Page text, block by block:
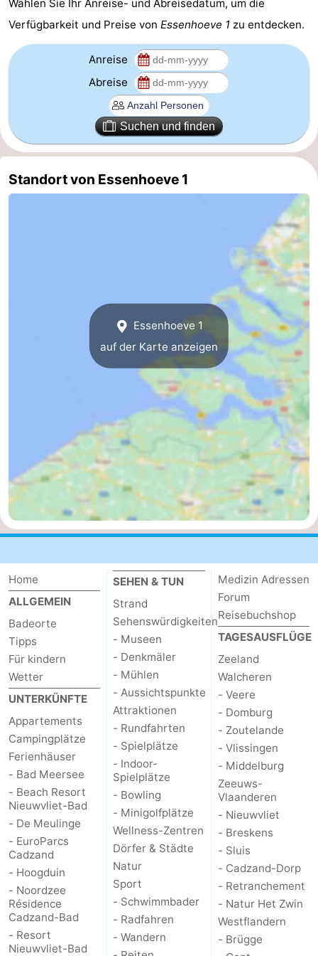
Forum
Route
Medizin
Adressen
Region
Middelburg
Vlaanderen
Nieuwvliet
-
Breskens
-
Sluis
-
Cadzand-
Dorp
-
Retranchement
-
Natur
Het
Zwin
Westflandern
-
Brügge
-
Gent
Die
Küste
-
Knokke-
Heist
-
Zeebrugge
-
Blankenberge
-
Wenduine
Wetter
Kontakt
Wählen Sie Ihr Anreise- und Abreisedatum, um die
Verfügbarkeit und Preise von Essenhoeve 1 zu entdecken.
Anreise
Abreise
Suchen und finden
Standort von Essenhoeve 1
Essenhoeve 1
auf der Karte anzeigen
Home
ALLGEMEIN
Badeorte
Tipps
Für kindern
Wetter
UNTERKÜNFTE
Appartements
Campingplätze
Ferienhäuser
- Bad Meersee
- Beach Resort
Nieuwvliet-Bad
- De Meulinge
- EuroParcs
Cadzand
- Hoogduin
- Noordzee
Résidence
Cadzand-Bad
- Resort
Nieuwvliet-Bad
SEHEN & TUN
Strand
Sehenswürdigkeiten
- Museen
- Denkmäler
- Mühlen
- Aussichtspunkte
Attraktionen
- Rundfahrten
- Spielplätze
- Indoor-
Spielplätze
- Bowling
- Minigolfplätze
Wellness-Zentren
Dörfer & Städte
Natur
Sport
- Schwimmbader
- Radfahren
- Wandern
Medizin Adressen
Forum
Reisebuchshop
TAGESAUSFLÜGE
Zeeland
Walcheren
- Veere
- Domburg
- Zoutelande
- Vlissingen
- Middelburg
Zeeuws-
Vlaanderen
- Nieuwvliet
- Breskens
- Sluis
- Cadzand-Dorp
- Retranchement
- Natur Het Zwin
Westflandern
- Brügge